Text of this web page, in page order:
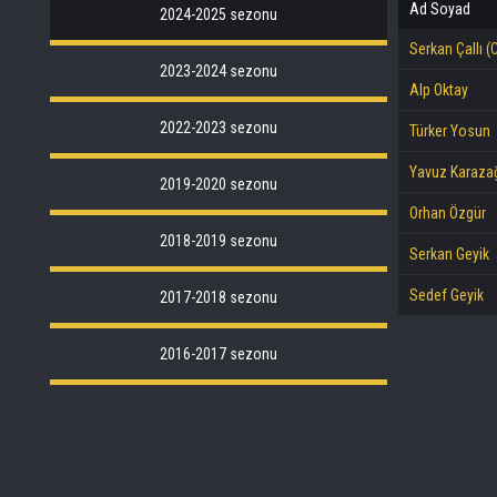
2024-2025 sezonu
2023-2024 sezonu
2022-2023 sezonu
2019-2020 sezonu
2018-2019 sezonu
2017-2018 sezonu
2016-2017 sezonu
Ad Soyad
Serkan Çallı
Alp Oktay
Türker Yosun
Yavuz
Orhan Özgür
Serkan Geyik
Sedef Geyik